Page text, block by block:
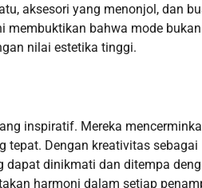
aksesori yang menonjol, dan
membuktikan bahwa mode bukan
nilai estetika tinggi.
inspiratif. Mereka
tepat. Dengan kreativitas sebagai
dapat dinikmati dan ditempa
harmoni dalam setiap